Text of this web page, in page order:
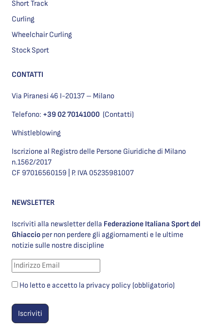
Short Track
Curling
Wheelchair Curling
Stock Sport
CONTATTI
Via Piranesi 46 I-20137 – Milano
Telefono: +39 02 70141000 (Contatti)
Whistleblowing
Iscrizione al Registro delle Persone Giuridiche di Milano
n.1562/2017
CF 97016560159 | P. IVA 05235981007
NEWSLETTER
Iscriviti alla newsletter della Federazione Italiana Sport del
Ghiaccio per non perdere gli aggiornamenti e le ultime
notizie sulle nostre discipline
Ho letto e accetto la privacy policy (obbligatorio)